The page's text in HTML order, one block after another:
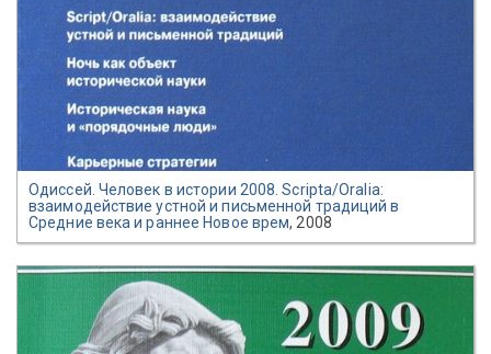
Одиссей. Человек в истории 2008. Scripta/Oralia:
взаимодействие устной и письменной традиций в
Средние века и раннее Новое врем, 2008